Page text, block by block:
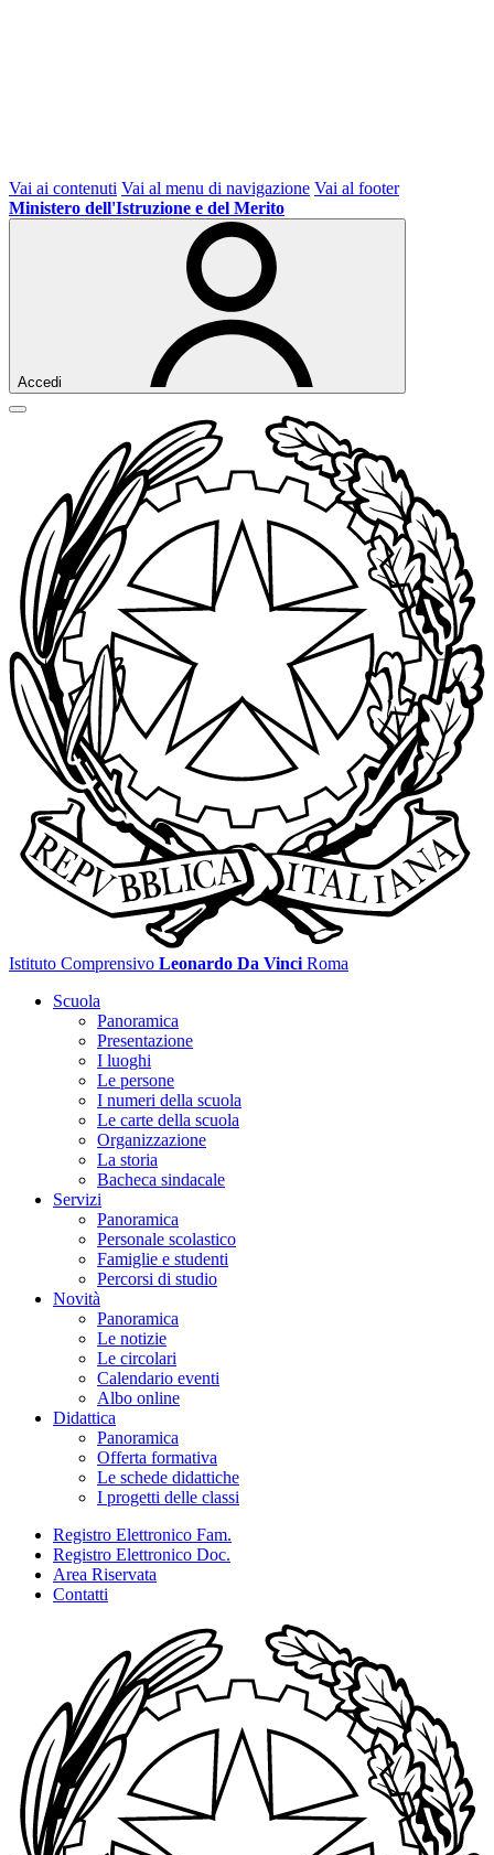
Vai ai contenuti Vai al menu di navigazione Vai al footer
Ministero dell'Istruzione e del Merito
Accedi
Istituto Comprensivo Leonardo Da Vinci Roma
Scuola
Panoramica
Presentazione
I luoghi
Le persone
I numeri della scuola
Le carte della scuola
Organizzazione
La storia
Bacheca sindacale
Servizi
Panoramica
Personale scolastico
Famiglie e studenti
Percorsi di studio
Novità
Panoramica
Le notizie
Le circolari
Calendario eventi
Albo online
Didattica
Panoramica
Offerta formativa
Le schede didattiche
I progetti delle classi
Registro Elettronico Fam.
Registro Elettronico Doc.
Area Riservata
Contatti